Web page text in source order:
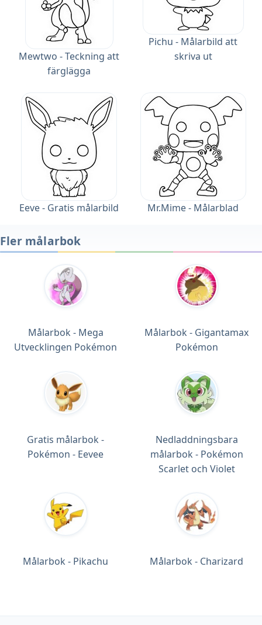
Mewtwo - Teckning att
färglägga
Pichu - Målarbild att
skriva ut
Eeve - Gratis målarbild Mr.Mime - Målarblad
Fler målarbok
Målarbok - Mega
Utvecklingen Pokémon
Målarbok - Gigantamax
Pokémon
Gratis målarbok -
Pokémon - Eevee
Nedladdningsbara
målarbok - Pokémon
Scarlet och Violet
Målarbok - Pikachu Målarbok - Charizard